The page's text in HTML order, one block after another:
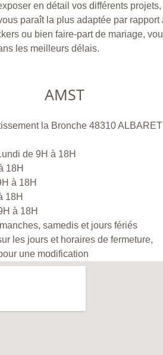
en détail vos différents
paraît la plus adaptée par
ou bien faire-part de mariage,
les meilleurs délais.
AMST
la Bronche 48310
de 9H à 18H
18H
à 18H
18H
à 18H
samedis et jours fériés
les jours et horaires de fermeture,
une modification